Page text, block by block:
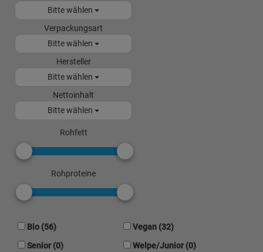
Bitte wählen
Verpackungsart
Bitte wählen
Hersteller
Bitte wählen
Nettoinhalt
Bitte wählen
Rohfett
Rohproteine
Bio (56)
Vegan (32)
Senior (0)
Welpe/Junior (0)